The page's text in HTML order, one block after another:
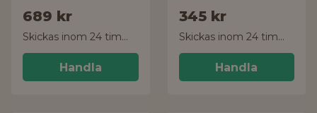
689 kr
Skickas inom 24 timmar!
Handla
345 kr
Skickas inom 24 timmar!
Handla